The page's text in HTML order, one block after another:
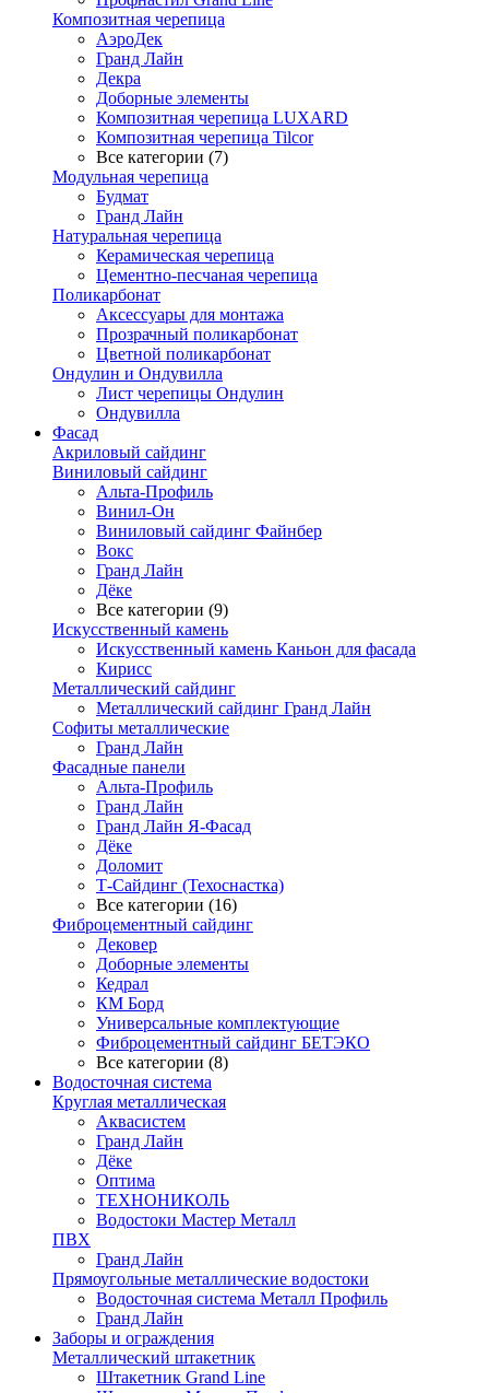
Композитная черепица
АэроДек
Гранд Лайн
Декра
Доборные элементы
Композитная черепица LUXARD
Композитная черепица Tilcor
Все категории (7)
Модульная черепица
Будмат
Гранд Лайн
Натуральная черепица
Керамическая черепица
Цементно-песчаная черепица
Поликарбонат
Аксессуары для монтажа
Прозрачный поликарбонат
Цветной поликарбонат
Ондулин и Ондувилла
Лист черепицы Ондулин
Ондувилла
Фасад
Акриловый сайдинг
Виниловый сайдинг
Альта-Профиль
Винил-Он
Виниловый сайдинг Файнбер
Вокс
Гранд Лайн
Дёке
Все категории (9)
Искусственный камень
Искусственный камень Каньон для фасада
Кирисс
Металлический сайдинг
Металлический сайдинг Гранд Лайн
Софиты металлические
Гранд Лайн
Фасадные панели
Альта-Профиль
Гранд Лайн
Гранд Лайн Я-Фасад
Дёке
Доломит
Т-Сайдинг (Техоснастка)
Все категории (16)
Фиброцементный сайдинг
Дековер
Доборные элементы
Кедрал
КМ Борд
Универсальные комплектующие
Фиброцементный сайдинг БЕТЭКО
Все категории (8)
Водосточная система
Круглая металлическая
Аквасистем
Гранд Лайн
Дёке
Оптима
ТЕХНОНИКОЛЬ
Водостоки Мастер Металл
ПВХ
Гранд Лайн
Прямоугольные металлические водостоки
Водосточная система Металл Профиль
Гранд Лайн
Заборы и ограждения
Металлический штакетник
Штакетник Grand Line